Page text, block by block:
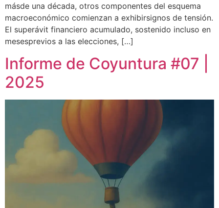
másde una década, otros componentes del esquema
macroeconómico comienzan a exhibirsignos de tensión.
El superávit financiero acumulado, sostenido incluso en
mesesprevios a las elecciones, […]
Informe de Coyuntura #07 |
2025